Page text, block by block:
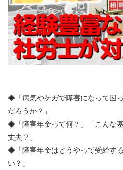
◆「病気やケガで障害になって困
だろうか？」
◆「障害年金って何？」「こんな
丈夫？」
◆「障害年金はどうやって受給す
い？」